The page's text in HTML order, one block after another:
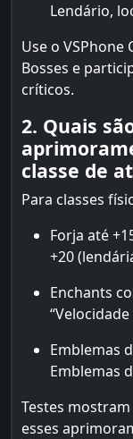
Lendário,
Use o
Bosses e
críticos.
2. Quais
classe de
Para classes
Forja até
+20
Enchants
Emblemas
Emblemas
Testes
esses